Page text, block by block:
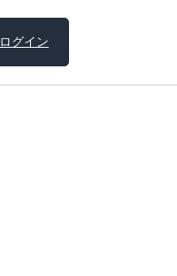
ログイン